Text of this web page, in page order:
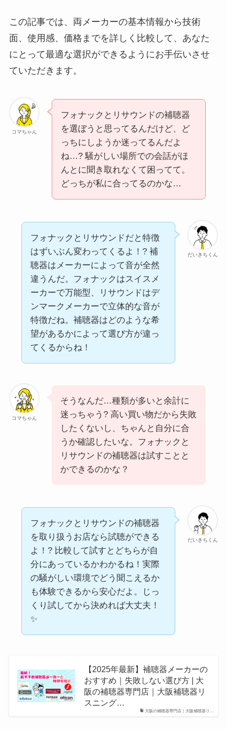
この記事では、両メーカーの基本情報から技術
面、使用感、価格までを詳しく比較して、あなた
にとって最適な選択ができるようにお手伝いさせ
ていただきます。
コマちゃん
フォナックとリサウンドの補聴器
を選ぼうと思ってるんだけど、ど
っちにしようか迷ってるんだよ
ね…? 騒がしい場所での会話がほ
んとに聞き取れなくて困ってて。
どっちが私に合ってるのかな…
だいきちくん
フォナックとリサウンドだと特徴
はずいぶん変わってくるよ！? 補
聴器はメーカーによって音が全然
違うんだ。フォナックはスイスメ
ーカーで万能型、リサウンドはデ
ンマークメーカーで立体的な音が
特徴だね。補聴器はどのような希
望があるかによって選び方が違っ
てくるからね！
コマちゃん
そうなんだ…種類が多いと余計に
迷っちゃう? 高い買い物だから失敗
したくないし、ちゃんと自分に合
うか確認したいな。フォナックと
リサウンドの補聴器は試すことと
かできるのかな？
だいきちくん
フォナックとリサウンドの補聴器
を取り扱うお店なら試聴ができる
よ！? 比較して試すとどちらが自
分にあっているかわかるね！実際
の騒がしい環境でどう聞こえるか
も体験できるから安心だよ。じっ
くり試してから決めれば大丈夫！
✨
大阪の補聴器専門店｜大阪補聴器リ…
【2025年最新】補聴器メーカーの
おすすめ｜失敗しない選び方 | 大
阪の補聴器専門店｜大阪補聴器リ
スニング…